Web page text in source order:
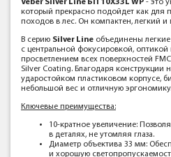
Veber Silver Line БП 10X33L WP - это
который прекрасно подойдет как для
походов в лес. Он компактен, легкий
В серию Silver Line объединены
с центральной фокусировкой, оптикой
просветлением всех поверхностей
Silver Coating. Благодаря конструкции
ударостойком пластиковом корпусе,
небольшой вес и отличную эргономику.
Ключевые преимущества:
10-кратное увеличение:
в деталях, не утомляя глаза.
Диаметр объектива 33 мм:
и хорошую